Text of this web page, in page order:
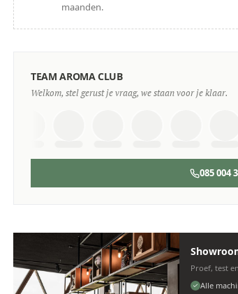
maanden.
TEAM AROMA CLUB
Welkom, stel gerust je vraag, we staan voor je klaar.
085 004
Proef, test
Alle